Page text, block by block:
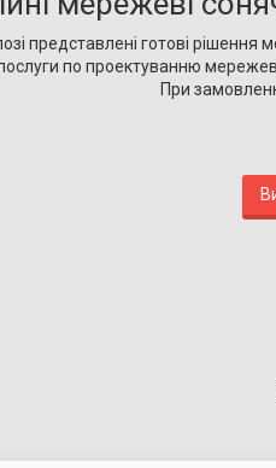
представлені готові рішення
по проектуванню
При